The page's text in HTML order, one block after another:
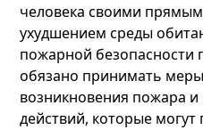
человека своими
ухудшением среды
пожарной безопасности
обязано принимать
возникновения пожара и
действий, которые могут